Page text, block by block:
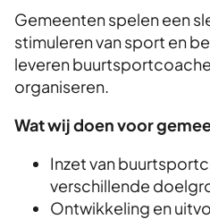
Gemeenten spelen een
stimuleren van sport en
leveren
organiseren.
Wat wij doen voor
Inzet van
verschillende
Ontwikkeling en